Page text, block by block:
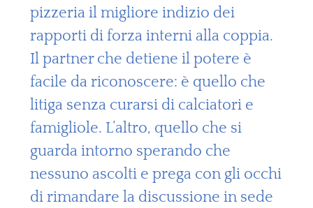
pizzeria il migliore indizio dei
rapporti di forza interni alla coppia.
Il partner che detiene il potere è
facile da riconoscere: è quello che
litiga senza curarsi di calciatori e
famigliole. L’altro, quello che si
guarda intorno sperando che
nessuno ascolti e prega con gli occhi
di rimandare la discussione in sede